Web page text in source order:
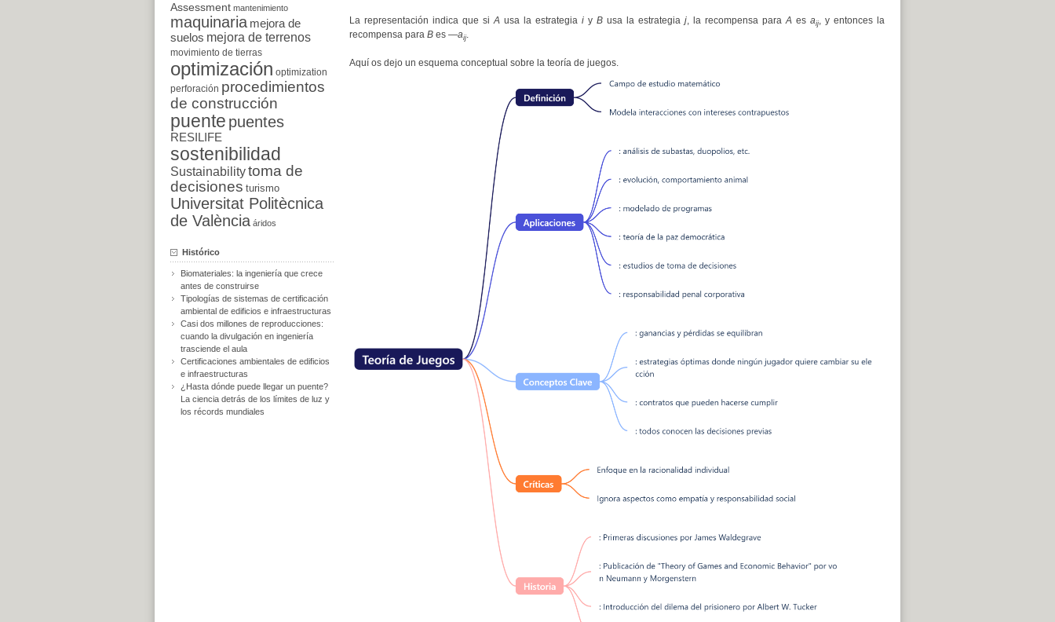
La representación indica que siAusa la estrategia iy Busa la estrategia j, la recompensa paraAes aij, y entonces la
recompensa para Bes —aij.
Aquí os dejo un esquema conceptual sobre la teoría de juegos.
Assessment mantenimiento
maquinaria mejora de
suelos mejora de terrenos
movimiento de tierras
optimización optimization
perforación procedimientos
de construcción
puente puentes
RESILIFE
sostenibilidad
Sustainabilitytoma de
decisiones turismo
Universitat Politècnica
de València áridos
Histórico
Biomateriales: la ingeniería que crece
antes de construirse
Tipologías de sistemas de certificación
ambiental de edificios e infraestructuras
Casi dos millones de reproducciones:
cuando la divulgación en ingeniería
trasciende el aula
Certificaciones ambientales de edificios
e infraestructuras
¿Hasta dónde puede llegar un puente?
La ciencia detrás de los límites de luz y
los récords mundiales